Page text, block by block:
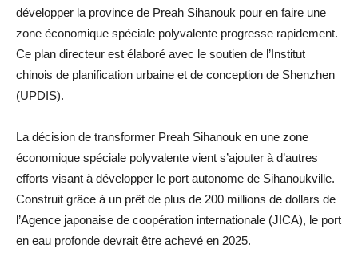
développer la province de Preah Sihanouk pour en faire une
zone économique spéciale polyvalente progresse rapidement.
Ce plan directeur est élaboré avec le soutien de l’Institut
chinois de planification urbaine et de conception de Shenzhen
(UPDIS).
La décision de transformer Preah Sihanouk en une zone
économique spéciale polyvalente vient s’ajouter à d’autres
efforts visant à développer le port autonome de Sihanoukville.
Construit grâce à un prêt de plus de 200 millions de dollars de
l’Agence japonaise de coopération internationale (JICA), le port
en eau profonde devrait être achevé en 2025.